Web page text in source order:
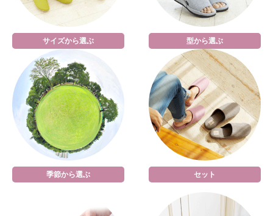
サイズから選ぶ 型から選ぶ
季節から選ぶ セット